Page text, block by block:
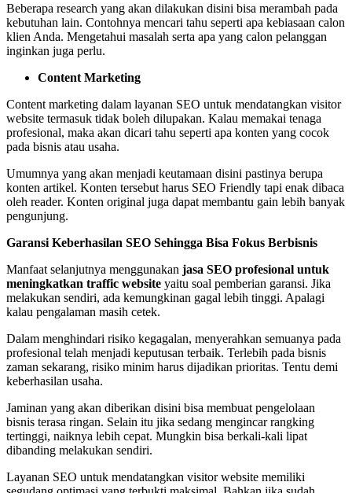
Beberapa research yang akan dilakukan disini bisa merambah pada
kebutuhan lain. Contohnya mencari tahu seperti apa kebiasaan calon
klien Anda. Mengetahui masalah serta apa yang calon pelanggan
inginkan juga perlu.
Content Marketing
Content marketing dalam layanan SEO untuk mendatangkan visitor
website termasuk tidak boleh dilupakan. Kalau memakai tenaga
profesional, maka akan dicari tahu seperti apa konten yang cocok
pada bisnis atau usaha.
Umumnya yang akan menjadi keutamaan disini pastinya berupa
konten artikel. Konten tersebut harus SEO Friendly tapi enak dibaca
oleh reader. Konten original juga dapat membantu gain lebih banyak
pengunjung.
Garansi Keberhasilan SEO Sehingga Bisa Fokus Berbisnis
Manfaat selanjutnya menggunakan jasa SEO profesional untuk
meningkatkan traffic website yaitu soal pemberian garansi. Jika
melakukan sendiri, ada kemungkinan gagal lebih tinggi. Apalagi
kalau pengalaman masih cetek.
Dalam menghindari risiko kegagalan, menyerahkan semuanya pada
profesional telah menjadi keputusan terbaik. Terlebih pada bisnis
zaman sekarang, risiko minim harus dijadikan prioritas. Tentu demi
keberhasilan usaha.
Jaminan yang akan diberikan disini bisa membuat pengelolaan
bisnis terasa ringan. Selain itu jika sedang mengincar rangking
tertinggi, naiknya lebih cepat. Mungkin bisa berkali-kali lipat
dibanding melakukan sendiri.
Layanan SEO untuk mendatangkan visitor website memiliki